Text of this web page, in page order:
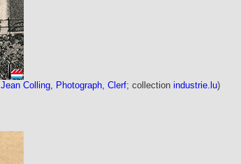
Jean Colling, Photograph, Clerf; collection industrie.lu)